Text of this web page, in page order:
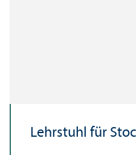
Lehr­stuhl für